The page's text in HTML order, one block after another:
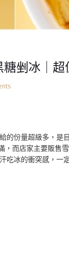
剉冰｜
份量超級多，
而店家主要販售
吃冰的衝突感，一